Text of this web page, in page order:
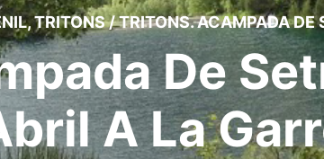
,TRITONS/TRITONS. ACAMPADA
De
A La